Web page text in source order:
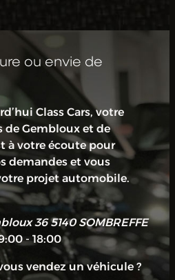
ou envie de
Class Cars, votre
de Gembloux et de
à votre écoute pour
demandes et vous
projet automobile.
365140 SOMBREFFE
- 18:00
vendez un véhicule ?